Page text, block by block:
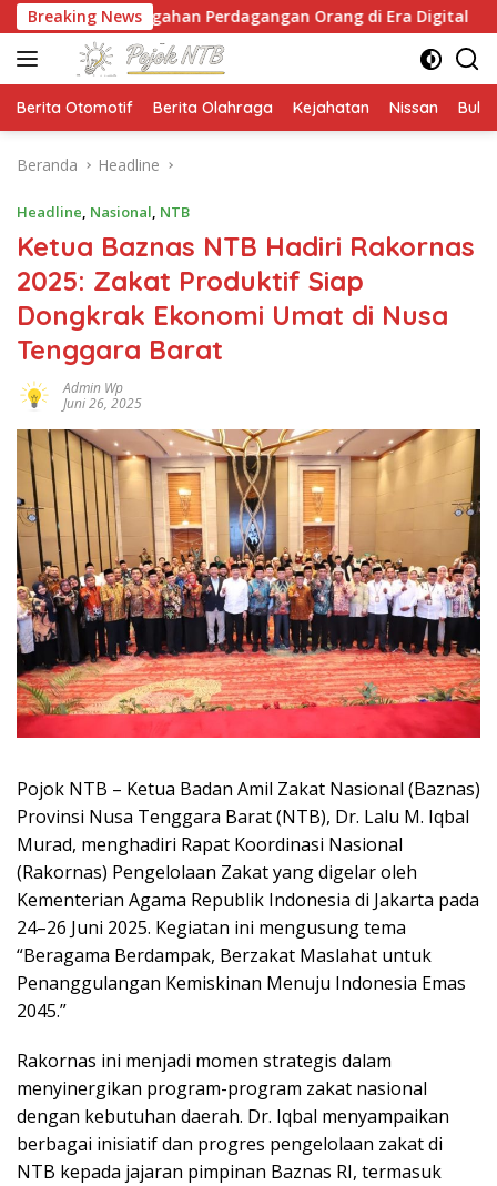
Langsung
ke
konten
Breaking NewsPerdagangan Orang di Era Digital NTB
Berita Otomotif Berita Olahraga Kejahatan Nissan
Beranda Headline
Headline, Nasional, NTB
Ketua Baznas NTB Hadiri Rakornas
2025: Zakat Produktif Siap
Dongkrak Ekonomi Umat di Nusa
Tenggara Barat
Admin Wp
Juni 26, 2025
Pojok NTB – Ketua Badan Amil Zakat Nasional (Baznas)
Provinsi Nusa Tenggara Barat (NTB), Dr. Lalu M. Iqbal
Murad, menghadiri Rapat Koordinasi Nasional
(Rakornas) Pengelolaan Zakat yang digelar oleh
Kementerian Agama Republik Indonesia di Jakarta pada
24–26 Juni 2025. Kegiatan ini mengusung tema
“Beragama Berdampak, Berzakat Maslahat untuk
Penanggulangan Kemiskinan Menuju Indonesia Emas
2045.”
Rakornas ini menjadi momen strategis dalam
menyinergikan program-program zakat nasional
dengan kebutuhan daerah. Dr. Iqbal menyampaikan
berbagai inisiatif dan progres pengelolaan zakat di
NTB kepada jajaran pimpinan Baznas RI, termasuk